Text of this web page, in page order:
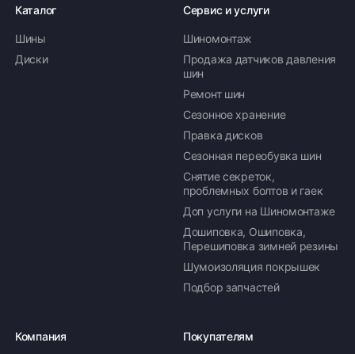
Каталог
Шины
Диски
Сервис и услуги
Шиномонтаж
Продажа датчиков давления
шин
Ремонт шин
Сезонное хранение
Правка дисков
Сезонная переобувка шин
Снятие секреток,
проблемных болтов и гаек
Доп услуги на Шиномонтаже
Дошиповка, Ошиповка,
Перешиповка зимней резины
Шумоизоляция покрышек
Подбор запчастей
Компания Покупателям